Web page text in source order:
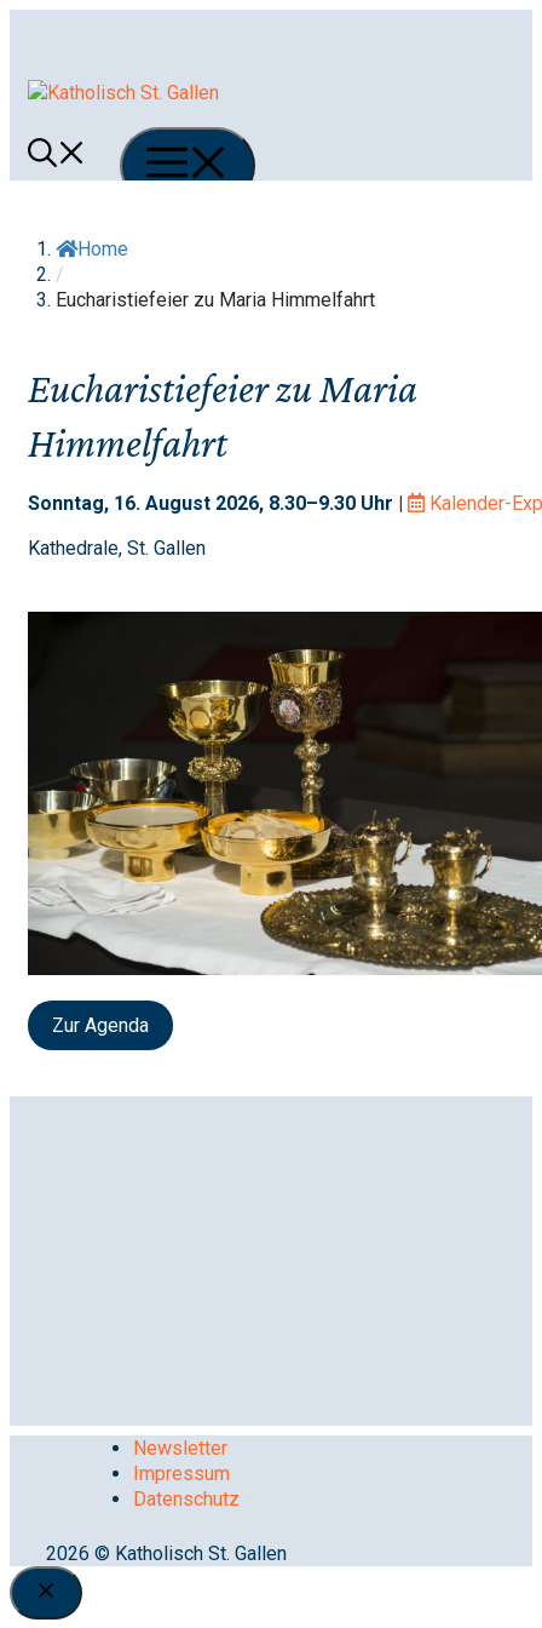
Menü
Home
/
Eucharistiefeier zu Maria Himmelfahrt
Eucharistiefeier zu Maria
Himmelfahrt
Sonntag, 16. August 2026, 8.30–9.30 Uhr |
Kalender-
Kathedrale, St. Gallen
Zur Agenda
Newsletter
Impressum
Datenschutz
2026 © Katholisch St. Gallen
Close